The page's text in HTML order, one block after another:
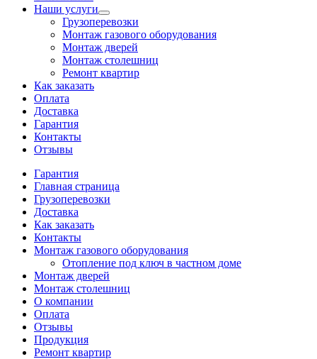
Наши услуги
Грузоперевозки
Монтаж газового оборудования
Монтаж дверей
Монтаж столешниц
Ремонт квартир
Как заказать
Оплата
Доставка
Гарантия
Контакты
Отзывы
Гарантия
Главная страница
Грузоперевозки
Доставка
Как заказать
Контакты
Монтаж газового оборудования
Отопление под ключ в частном доме
Монтаж дверей
Монтаж столешниц
О компании
Оплата
Отзывы
Продукция
Ремонт квартир